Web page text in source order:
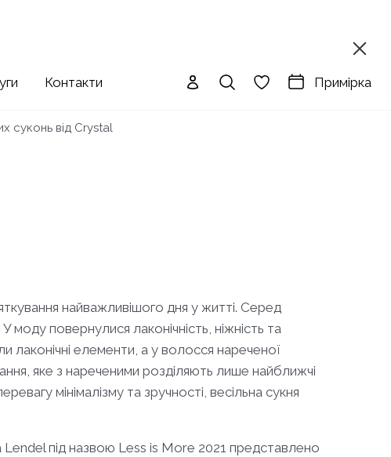
Контакти Примірка
суконь від Crystal
найважливішого дня у житті. Серед
моду повернулися лаконічність, ніжність та
лаконічні елементи, а у волосся нареченої
яке з нареченими розділяють лише найближчі
мінімалізму та зручності, весільна сукня
Lendel під назвою Less is More 2021 представлено